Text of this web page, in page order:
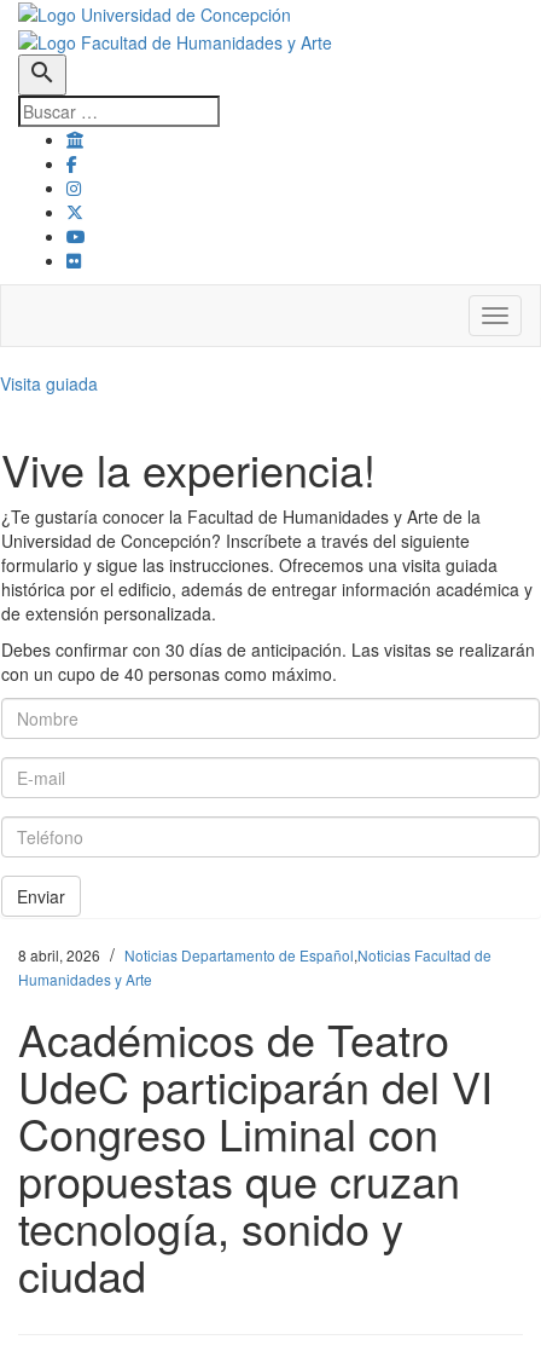
search
Visita guiada
Vive la experiencia!
¿Te gustaría conocer la Facultad de Humanidades y Arte de la
Universidad de Concepción? Inscríbete a través del siguiente
formulario y sigue las instrucciones. Ofrecemos una visita guiada
histórica por el edificio, además de entregar información académica y
de extensión personalizada.
Debes confirmar con 30 días de anticipación. Las visitas se realizarán
con un cupo de 40 personas como máximo.
Nombre
E-mail
Teléfono
Enviar
8 abril, 2026 / Noticias Departamento de Español,Noticias Facultad de
Humanidades y Arte
Académicos de Teatro
UdeC participarán del VI
Congreso Liminal con
propuestas que cruzan
tecnología, sonido y
ciudad